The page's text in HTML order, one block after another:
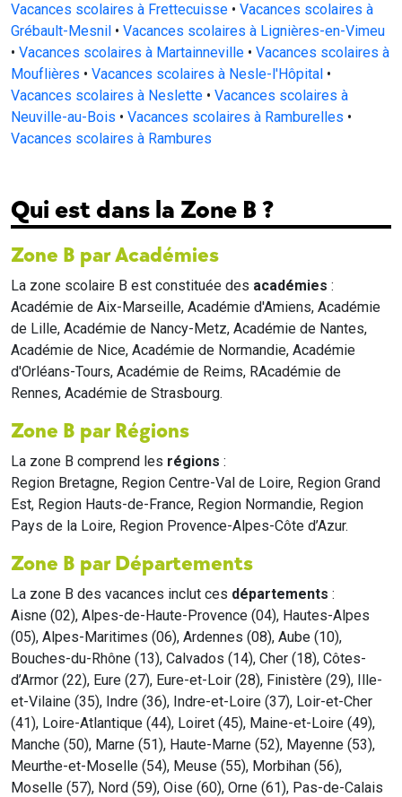
Vacances scolaires à Frettecuisse • Vacances scolaires à
Grébault-Mesnil • Vacances scolaires à Lignières-en-Vimeu
• Vacances scolaires à Martainneville • Vacances scolaires à
Mouflières • Vacances scolaires à Nesle-l'Hôpital •
Vacances scolaires à Neslette • Vacances scolaires à
Neuville-au-Bois • Vacances scolaires à Ramburelles •
Vacances scolaires à Rambures
Qui est dans la Zone B ?
Zone B par Académies
La zone scolaire B est constituée des académies :
Académie de Aix-Marseille, Académie d'Amiens, Académie
de Lille, Académie de Nancy-Metz, Académie de Nantes,
Académie de Nice, Académie de Normandie, Académie
d'Orléans-Tours, Académie de Reims, RAcadémie de
Rennes, Académie de Strasbourg.
Zone B par Régions
La zone B comprend les régions :
Region Bretagne, Region Centre-Val de Loire, Region Grand
Est, Region Hauts-de-France, Region Normandie, Region
Pays de la Loire, Region Provence-Alpes-Côte d’Azur.
Zone B par Départements
La zone B des vacances inclut ces départements :
Aisne (02), Alpes-de-Haute-Provence (04), Hautes-Alpes
(05), Alpes-Maritimes (06), Ardennes (08), Aube (10),
Bouches-du-Rhône (13), Calvados (14), Cher (18), Côtes-
d’Armor (22), Eure (27), Eure-et-Loir (28), Finistère (29), Ille-
et-Vilaine (35), Indre (36), Indre-et-Loire (37), Loir-et-Cher
(41), Loire-Atlantique (44), Loiret (45), Maine-et-Loire (49),
Manche (50), Marne (51), Haute-Marne (52), Mayenne (53),
Meurthe-et-Moselle (54), Meuse (55), Morbihan (56),
Moselle (57), Nord (59), Oise (60), Orne (61), Pas-de-Calais